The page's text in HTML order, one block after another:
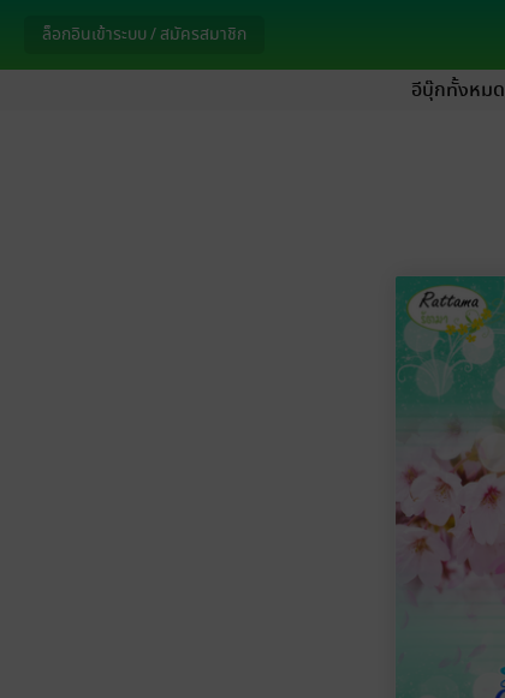
ล็อกอินเข้าระบบ / สมัครสมาชิก
อีบุ๊กทั้งหมด